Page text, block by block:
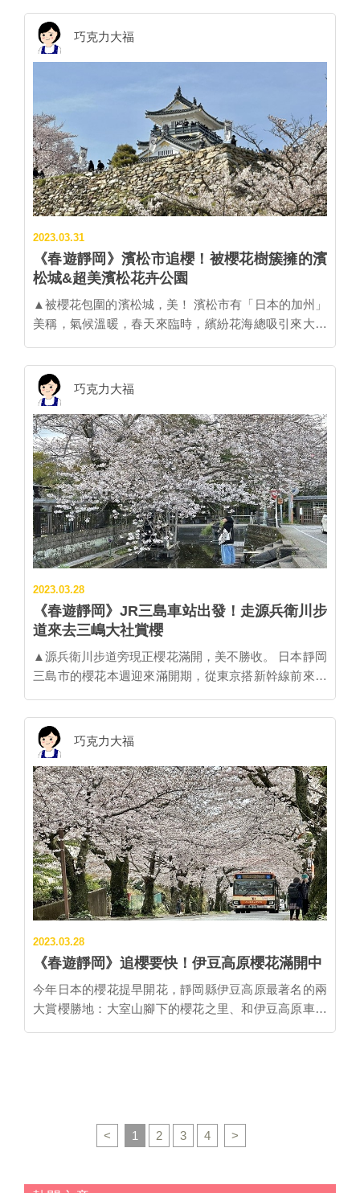
山壁，就像一幅色彩繽紛的風景名畫。 ▲奧大井湖上車
站(左)，和寸又峽夢之吊橋(右)。 大福 市川處長以前
曾經來過台灣嗎？未來家人會一起到台灣生...
吃到飽，可自行製作鰻魚丼飯。以高價位鰻魚在平價溫
泉旅館可盡情享用為賣點，成為近年人氣話題旅館，住
房率居高不下。 ▲可以用溫泉旅館「Hotel Green Plaza
濱名湖」鰻魚吃到飽幫自己做一碗鰻魚丼。
潮，櫻花卻一樣美麗動人。 從島田市發車的大井川鐵
道，是受到鐵道迷歡迎的在地小火車路線，尤其是班次
極少的蒸汽小火車更是人人爭睹的車款。每逢櫻花季，
攝SL蒸汽火車穿過滿開櫻花的畫面，最佳攝影位置在車
站徒步10分鐘可達的家山橋上、以及橋下的河堤。 →拍
攝位置家山橋在這裡：
https://goo.gl/maps/HLV9jTd3AK4qT4jn7 ▲位於家山川
綠地公園旁的川根櫻花通之櫻花隧道。 家山車站附近還
有兩處令人驚艷的櫻花隧道，一處是過家山橋後往前直
走即達，兩側約有280株櫻花樹；另一處則是家山橋旁
在。 ▲家山川河堤旁的櫻花樹下設有座椅，可坐下小
憩。 →家山川綠地公園旁的櫻花隧道在這裡：
https://goo.gl/maps/vUFbJAojnmF6kAdq8 →家山車站
櫻花隧道在這裡：
https://goo.gl/maps/wHWSzQBoeuwowoJGA ▲櫻花樹
飲、銷售茶味香氣都濃郁的「川根茶」，還有在地人都
愛吃的一口茶羊羹。 ▲站在茶園中的牛代水目櫻，好
美。 距離家山車站開車車程10分鐘處，還有佇立在茶園
中的一本櫻「牛代水目櫻」，樹齡超過300年、樹高20
公尺、是江戶彼岸櫻品種，樹幹一圈達4.2公尺。 「牛
代水目櫻」在櫻花季綻放，總吸引來許多縣內外賞花客
及攝影愛好者。想拍下俯視角度、沒有電線的牛代水目
櫻最佳倩影，須爬坡一小段。今年滿開期已過，歡迎明
年搭大井川鐵道途中下車來追櫻。 →家山車站開車10分
鐘約5公里，就可看到牛代水目櫻。
https://goo.gl/maps/hbm5mFD5r7MkwMZ28
巧克力大福
2023.03.31
《春遊靜岡》濱松市追櫻！被櫻花樹簇擁的濱
松城&超美濱松花卉公園
▲被櫻花包圍的濱松城，美！ 濱松市有「日本的加州」
美稱，氣候溫暖，春天來臨時，繽紛花海總吸引來大批
園」和「濱松花卉公園」。 「濱松城公園」今年因為大
河劇怎麼辦家康紀念館在1月進駐園區，加上櫻花季來
臨，園區遊人如織，全體人潮整整翻了10倍。想要拍下
被櫻花簇擁的濱松城美照，推薦前往公園旁的濱松市公
所頂樓。不過頂樓上有著高高的鐵絲網圍欄，建議自備
梯子或腳架便利拍攝。 ╲濱松城公園╱ ・地址：靜岡縣
濱松市中區元城町100-2 ・交通：濱松車站前13號巴士
站牌搭車在「濱松城公園入口」站下車。 ・官網：
www.entetsuassist-dms.com/hamamatsu-jyo/ ▲春天的
濱松花卉公園以櫻花和鬱金香花海最受注目！ 占地9萬
坪，比大安森林公園還要大的濱松花卉公園，坐落於濱
湖花祭，最有看頭的首推櫻花和鬱金香的各種花卉造
景。園區有提供遊園小火車，每趟車程約15分鐘，成人
100日圓、兒童50日圓。 ╲濱松花卉公園（はままつフ
ラワーパーク）╱ ・地址：静岡縣浜松市西區舘山寺町
195 ・交通方式：從JR「濱松站」北口搭乘巴士約40分
巧克力大福
2023.03.28
《春遊靜岡》JR三島車站出發！走源兵衛川步
道來去三嶋大社賞櫻
▲源兵衛川步道旁現正櫻花滿開，美不勝收。 日本靜岡
三島市的櫻花本週迎來滿開期，從東京搭新幹線前來僅
所三嶋大社也不過1公里路程，加上周邊的特色咖啡
館、鰻魚美食名店等，非常適合當天衝一波賞櫻小旅
行。 ▲推薦從三島車站南口出發，沿著源兵衛川步道散
步來趟賞櫻小旅行。 ▎源兵衛川步道櫻花滿開中 三島市
因昔日的農業用水渠道「源兵衛川」貫穿整個城市，又
被稱為「水之都」。沿著川畔設有整備完善的步道，全
長1.5公里的溪流，從JR三島車站南口出發，步行其
間、聆賞水聲潺潺，無比幸福。 ▲源兵衛川步道旁櫻
花滿開，美不勝收。 ▎人氣爆炸！三嶋大社賞夜櫻
「三嶋大社」以賞櫻聖地聞名，境內共有大島櫻、染井
吉野櫻、八重櫻等15品種、200株櫻花樹林立。從大鳥
開還會舉辦夜間點燈，今年從3/19起晚上18:00-21:00亮
燈。 ・交通：三島車站徒步1公里約20分鐘。 ▲三嶋大
社著名的夜櫻鑑賞活動正熱烈展開中。 ▎宛如夢幻童
話世界的CAFÉ TOCCO 坐落於僻靜巷弄間的古民宅改
超夢幻。 ▲檸檬拉麵(右)和奶油鬆餅是CAFÉ
巧克力大福
2023.03.28
《春遊靜岡》追櫻要快！伊豆高原櫻花滿開中
今年日本的櫻花提早開花，靜岡縣伊豆高原最著名的兩
大賞櫻勝地：大室山腳下的櫻花之里、和伊豆高原車站
櫻、枝垂櫻等，5月有八重櫻、9月有十月櫻、冬天則有
兼六園櫻等，隨著季節時序陸續開花，賞櫻期長達8個
4月5日，每晚18:00-21:00也有夜間點燈，可觀賞魔幻的
< 1 2 3 4 >